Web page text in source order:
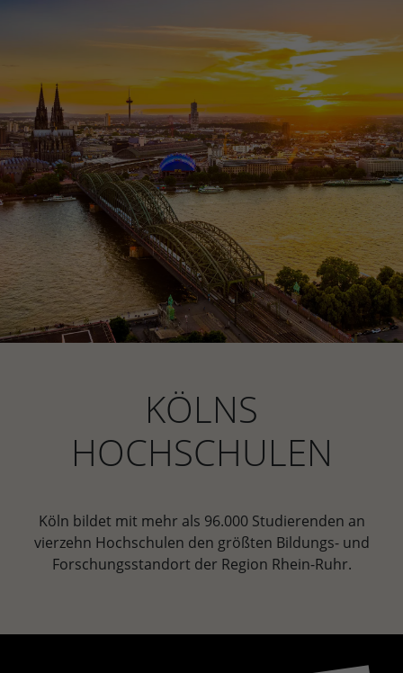
KÖLNS
HOCHSCHULEN
Köln bildet mit mehr als 96.000 Studierenden an
vierzehn Hochschulen den größten Bildungs- und
Forschungsstandort der Region Rhein-Ruhr.